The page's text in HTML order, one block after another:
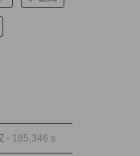
- 185,346 s